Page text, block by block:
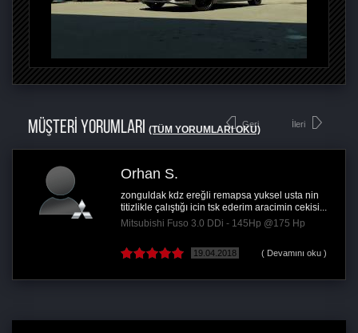
MÜŞTERİ YORUMLARI (TÜM YORUMLARI OKU)
Geri
Orhan S.
zonguldak kdz ereğli remapsa yuksel usta nin
titizlikle çalıştığı icin tsk ederim aracimin cekisi...
Mitsubishi Fuso 3.0 DDi - 145Hp @175 Hp
19.04.2018 ( Devamını oku )
İleri